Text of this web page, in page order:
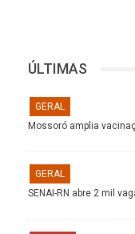
ÚLTIMAS
GERAL
Mossoró amplia
GERAL
SENAI-RN abre 2 mil